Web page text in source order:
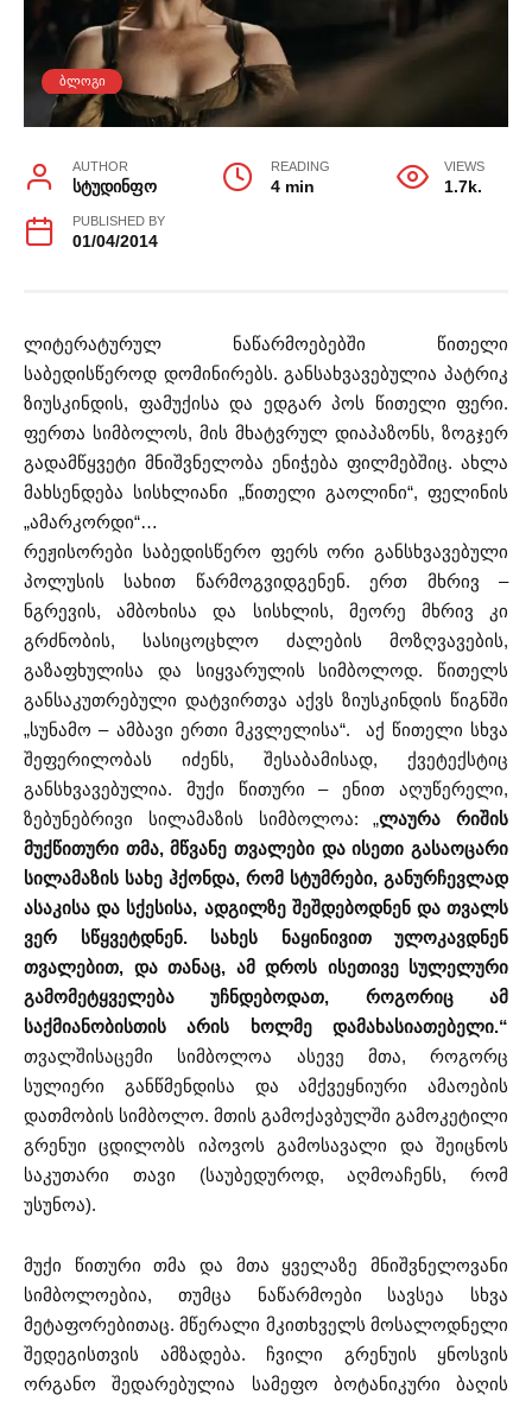
ᲑᲚᲝᲒᲘ
AUTHOR
სტუდინფო
READING
4 min
VIEWS
1.7k.
PUBLISHED BY
01/04/2014
ლიტერატურულ ნაწარმოებებში წითელი
საბედისწეროდ დომინირებს. განსახვავებულია პატრიკ
ზიუსკინდის, ფამუქისა და ედგარ პოს წითელი ფერი.
ფერთა სიმბოლოს, მის მხატვრულ დიაპაზონს, ზოგჯერ
გადამწყვეტი მნიშვნელობა ენიჭება ფილმებშიც. ახლა
მახსენდება სისხლიანი „წითელი გაოლინი“, ფელინის
„ამარკორდი“…
რეჟისორები საბედისწერო ფერს ორი განსხვავებული
პოლუსის სახით წარმოგვიდგენენ. ერთ მხრივ –
ნგრევის, ამბოხისა და სისხლის, მეორე მხრივ კი
გრძნობის, სასიცოცხლო ძალების მოზღვავების,
გაზაფხულისა და სიყვარულის სიმბოლოდ. წითელს
განსაკუთრებული დატვირთვა აქვს ზიუსკინდის წიგნში
„სუნამო – ამბავი ერთი მკვლელისა“. აქ წითელი სხვა
შეფერილობას იძენს, შესაბამისად, ქვეტექსტიც
განსხვავებულია. მუქი წითური – ენით აღუწერელი,
ზებუნებრივი სილამაზის სიმბოლოა: „ლაურა რიშის
მუქწითური თმა, მწვანე თვალები და ისეთი გასაოცარი
სილამაზის სახე ჰქონდა, რომ სტუმრები, განურჩევლად
ასაკისა და სქესისა, ადგილზე შეშდებოდნენ და თვალს
ვერ სწყვეტდნენ. სახეს ნაყინივით ულოკავდნენ
თვალებით, და თანაც, ამ დროს ისეთივე სულელური
გამომეტყველება უჩნდებოდათ, როგორიც ამ
საქმიანობისთის არის ხოლმე დამახასიათებელი.“
თვალშისაცემი სიმბოლოა ასევე მთა, როგორც
სულიერი განწმენდისა და ამქვეყნიური ამაოების
დათმობის სიმბოლო. მთის გამოქავბულში გამოკეტილი
გრენუი ცდილობს იპოვოს გამოსავალი და შეიცნოს
საკუთარი თავი (საუბედუროდ, აღმოაჩენს, რომ
უსუნოა).
მუქი წითური თმა და მთა ყველაზე მნიშვნელოვანი
სიმბოლოებია, თუმცა ნაწარმოები სავსეა სხვა
მეტაფორებითაც. მწერალი მკითხველს მოსალოდნელი
შედეგისთვის ამზადება. ჩვილი გრენუის ყნოსვის
ორგანო შედარებულია სამეფო ბოტანიკური ბაღის